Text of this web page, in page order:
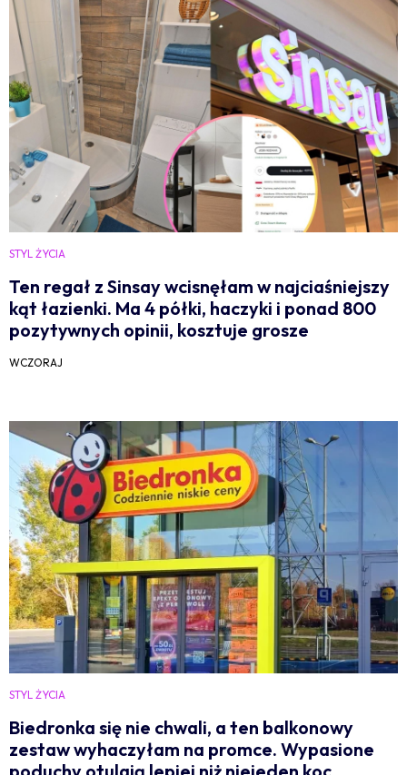
STYL ŻYCIA
Ten regał z Sinsay wcisnęłam w najciaśniejszy
kąt łazienki. Ma 4 półki, haczyki i ponad 800
pozytywnych opinii, kosztuje grosze
WCZORAJ
STYL ŻYCIA
Biedronka się nie chwali, a ten balkonowy
zestaw wyhaczyłam na promce. Wypasione